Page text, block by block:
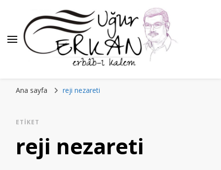
Ana sayfa reji nezareti
ETIKET
reji nezareti